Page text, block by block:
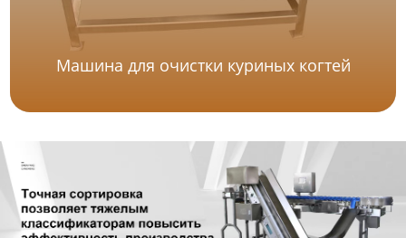
Машина для очистки куриных когтей